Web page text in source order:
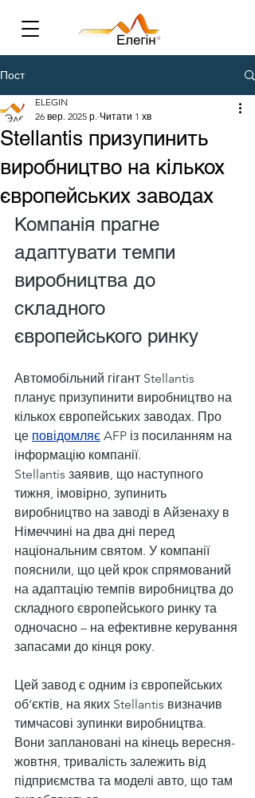
Пост
Stellantis призупинить
виробництво на кількох
європейських заводах
ELEGIN
26 вер. 2025 р. Читати 1 хв
Компанія прагне
адаптувати темпи
виробництва до
складного
європейського ринку
Автомобільний гігант Stellantis
планує призупинити виробництво на
кількох європейських заводах. Про
це повідомляє AFP із посиланням на
інформацію компанії.
Stellantis заявив, що наступного
тижня, імовірно, зупинить
виробництво на заводі в Айзенаху в
Німеччині на два дні перед
національним святом. У компанії
пояснили, що цей крок спрямований
на адаптацію темпів виробництва до
складного європейського ринку та
одночасно – на ефективне керування
запасами до кінця року.
Цей завод є одним із європейських
об’єктів, на яких Stellantis визначив
тимчасові зупинки виробництва.
Вони заплановані на кінець вересня-
жовтня, тривалість залежить від
підприємства та моделі авто, що там